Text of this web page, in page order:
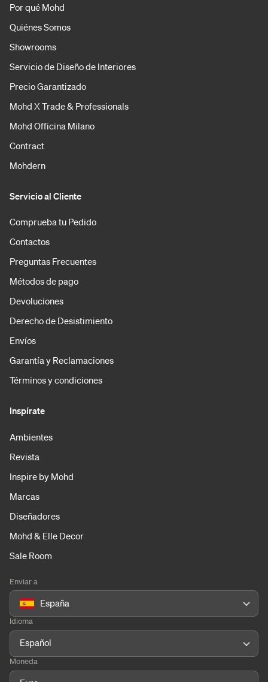
Por qué Mohd
Quiénes Somos
Showrooms
Servicio de Diseño de Interiores
Precio Garantizado
Mohd X Trade & Professionals
Mohd Officina Milano
Contract
Mohdern
Servicio al Cliente
Comprueba tu Pedido
Contactos
Preguntas Frecuentes
Métodos de pago
Devoluciones
Derecho de Desistimiento
Envíos
Garantía y Reclamaciones
Términos y condiciones
Inspírate
Ambientes
Revista
Inspire by Mohd
Marcas
Diseñadores
Mohd & Elle Decor
Sale Room
Enviar a
España
Idioma
Español
Moneda